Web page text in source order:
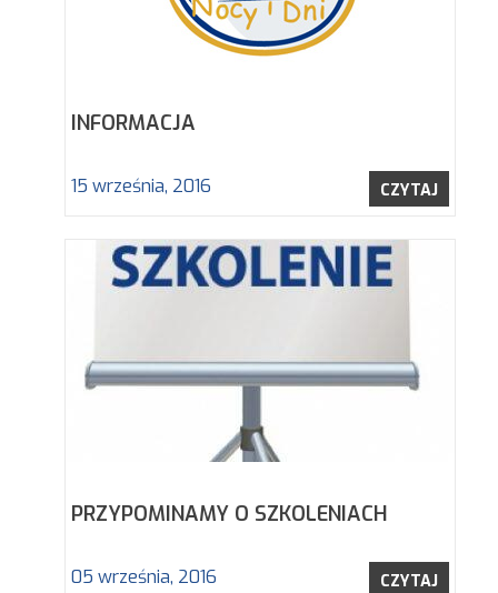
INFORMACJA
15 września, 2016 CZYTAJ
PRZYPOMINAMY O SZKOLENIACH
05 września, 2016 CZYTAJ